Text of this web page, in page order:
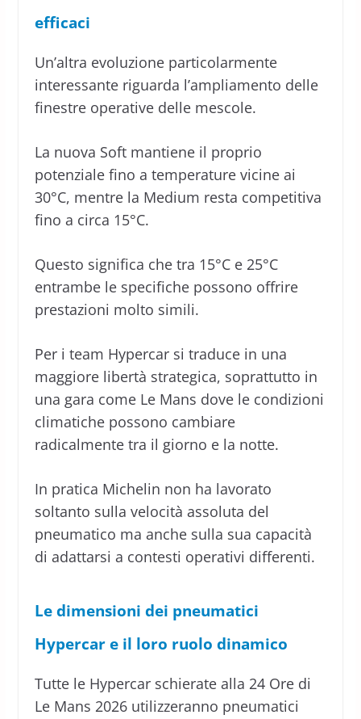
efficaci
Un’altra evoluzione particolarmente
interessante riguarda l’ampliamento delle
finestre operative delle mescole.
La nuova Soft mantiene il proprio
potenziale fino a temperature vicine ai
30°C, mentre la Medium resta competitiva
fino a circa 15°C.
Questo significa che tra 15°C e 25°C
entrambe le specifiche possono offrire
prestazioni molto simili.
Per i team Hypercar si traduce in una
maggiore libertà strategica, soprattutto in
una gara come Le Mans dove le condizioni
climatiche possono cambiare
radicalmente tra il giorno e la notte.
In pratica Michelin non ha lavorato
soltanto sulla velocità assoluta del
pneumatico ma anche sulla sua capacità
di adattarsi a contesti operativi differenti.
Le dimensioni dei pneumatici
Hypercar e il loro ruolo dinamico
Tutte le Hypercar schierate alla 24 Ore di
Le Mans 2026 utilizzeranno pneumatici